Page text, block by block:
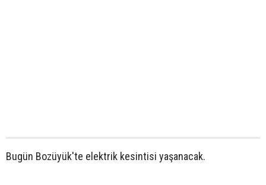
Bugün Bozüyük'te elektrik kesintisi yaşanacak.